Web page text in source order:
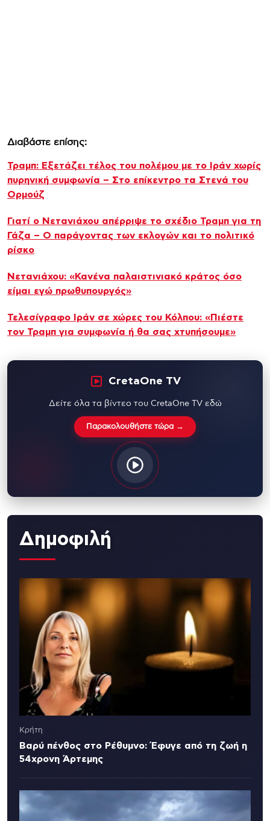
Διαβάστε επίσης:
Τραμπ: Εξετάζει τέλος του πολέμου με το Ιράν χωρίς
πυρηνική συμφωνία – Στο επίκεντρο τα Στενά του
Ορμούζ
Γιατί ο Νετανιάχου απέρριψε το σχέδιο Τραμπ για τη
Γάζα – Ο παράγοντας των εκλογών και το πολιτικό
ρίσκο
Νετανιάχου: «Κανένα παλαιστινιακό κράτος όσο
είμαι εγώ πρωθυπουργός»
Τελεσίγραφο Ιράν σε χώρες του Κόλπου: «Πιέστε
τον Τραμπ για συμφωνία ή θα σας χτυπήσουμε»
CretaOne TV
Δείτε όλα τα βίντεο του CretaOne TV εδώ
Παρακολουθήστε τώρα →
Δημοφιλή
Κρήτη
Βαρύ πένθος στο Ρέθυμνο: Έφυγε από τη ζωή η
54χρονη Άρτεμης